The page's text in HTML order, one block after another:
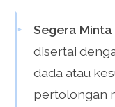
Segera
disertai
dada atau
pertolongan